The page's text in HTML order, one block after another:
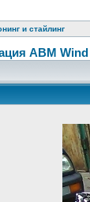
и стайлинг
ABM Wind